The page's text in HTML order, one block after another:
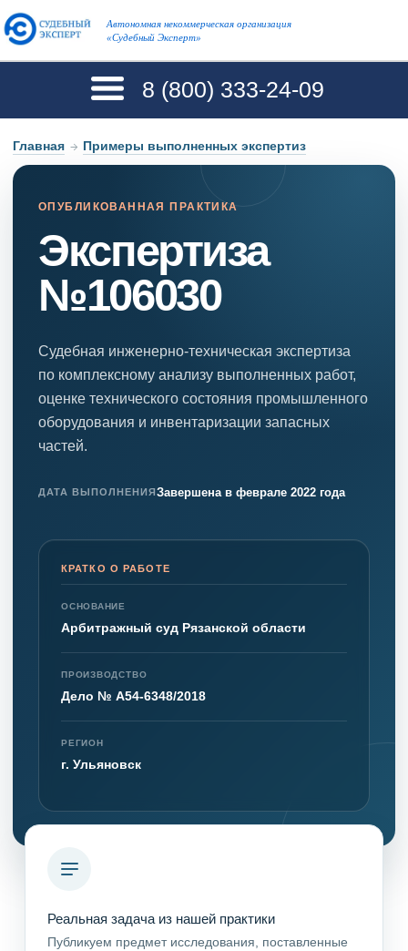
Автономная некоммерческая организация
«Судебный Эксперт»
8 (800) 333-24-09
Главная → Примеры выполненных экспертиз
ОПУБЛИКОВАННАЯ ПРАКТИКА
Экспертиза
№106030
Судебная инженерно-техническая экспертиза
по комплексному анализу выполненных работ,
оценке технического состояния промышленного
оборудования и инвентаризации запасных
частей.
ДАТА ВЫПОЛНЕНИЯЗавершена в феврале 2022 года
КРАТКО О РАБОТЕ
ОСНОВАНИЕ
Арбитражный суд Рязанской области
ПРОИЗВОДСТВО
Дело № А54-6348/2018
РЕГИОН
г. Ульяновск
Реальная задача из нашей практики
Публикуем предмет исследования, поставленные